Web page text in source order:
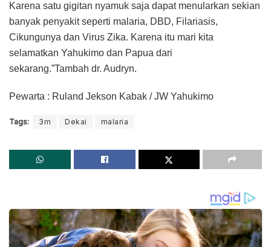
Karena satu gigitan nyamuk saja dapat menularkan sekian
banyak penyakit seperti malaria, DBD, Filariasis,
Cikungunya dan Virus Zika. Karena itu mari kita
selamatkan Yahukimo dan Papua dari
sekarang.”Tambah dr. Audryn.
Pewarta : Ruland Jekson Kabak / JW Yahukimo
Tags: 3m Dekai malaria